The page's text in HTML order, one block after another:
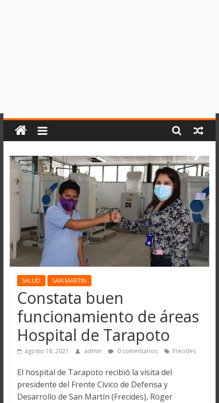
SALUD SAN MARTIN
Constata buen
funcionamiento de áreas
Hospital de Tarapoto
agosto 18, 2021 admin 0 comentarios Frecides
El hospital de Tarapoto recibió la visita del
presidente del Frente Cívico de Defensa y
Desarrollo de San Martín (Frecides), Roger